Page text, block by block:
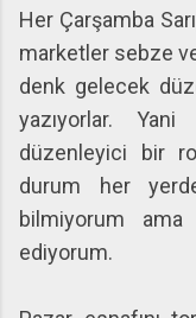
Her Çarşamba
marketler sebze
denk gelecek
yazıyorlar.
düzenleyici bir
durum her
bilmiyorum ama
ediyorum.